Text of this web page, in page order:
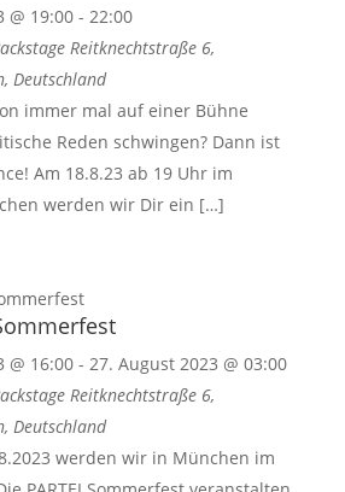
@ 19:00- 22:00
Reitknechtstraße 6,
Deutschland
immer mal auf einer Bühne
Reden schwingen? Dann ist
Am 18.8.23 ab 19 Uhr im
werden wir Dir ein […]
@ 16:00- 27. August 2023 @ 03:00
Reitknechtstraße 6,
Deutschland
werden wir in München im